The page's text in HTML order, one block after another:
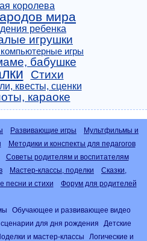
королева
мира
ребенка
игрушки
игры
бабушке
Стихи
квесты, сценки
караоке
Развивающие игры
Мультфильмы и
Методики и конспекты для педагогов
Советы родителям и воспитателям
Мастер-классы, поделки
Сказки,
песни и стихи Форум для родителей
Обучающее и развивающее видео
для дня рождения
Детские
и мастер-классы
Логические и